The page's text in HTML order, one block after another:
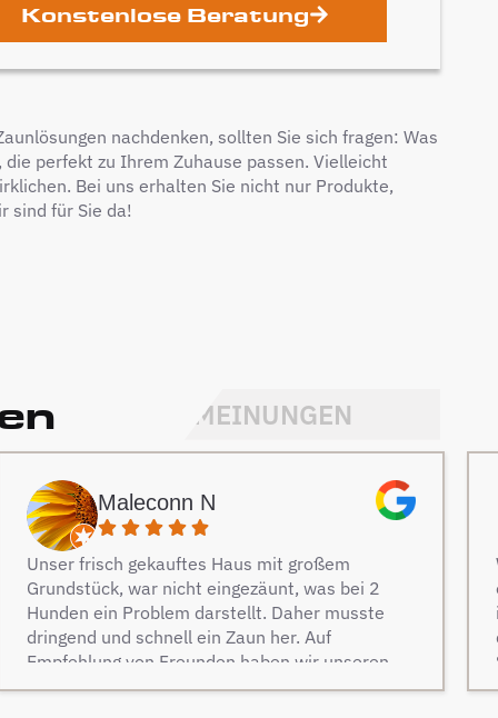
Konstenlose Beratung
nachdenken, sollten Sie sich fragen: Was
perfekt zu Ihrem Zuhause passen. Vielleicht
Bei uns erhalten Sie nicht nur Produkte,
sind für Sie da!
MEINUNGEN
Maleconn N
Unser frisch gekauftes Haus mit großem
Grundstück, war nicht eingezäunt, was bei 2
Hunden ein Problem darstellt. Daher musste
dringend und schnell ein Zaun her. Auf
Empfehlung von Freunden haben wir unseren
Zaun bei Berg Zäune beauftragt und es keine